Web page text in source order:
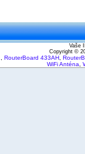
Vaše
Copyright ©
RouterBoard 433AH
WiFi Anténa